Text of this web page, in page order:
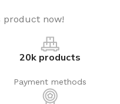
product now!
20k products
Payment methods